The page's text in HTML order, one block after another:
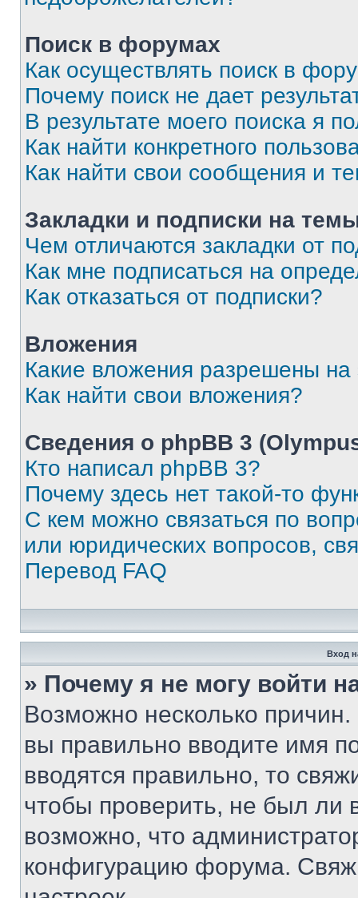
Поиск в форумах
Как осуществлять поиск в
Почему поиск не дает
В результате моего поиска я
Как найти конкретного
Как найти свои сообщения и
Закладки и подписки на
Чем отличаются закладки от
Как мне подписаться на
Как отказаться от подписки?
Вложения
Какие вложения разрешены
Как найти свои вложения?
Сведения о phpBB 3
Кто написал phpBB 3?
Почему здесь нет такой-то
С кем можно связаться по
или юридических вопросов,
Перевод FAQ
Вход
» Почему я не могу войти
Возможно несколько
вы правильно вводите имя
вводятся правильно, то
чтобы проверить, не был ли
возможно, что
конфигурацию форума.